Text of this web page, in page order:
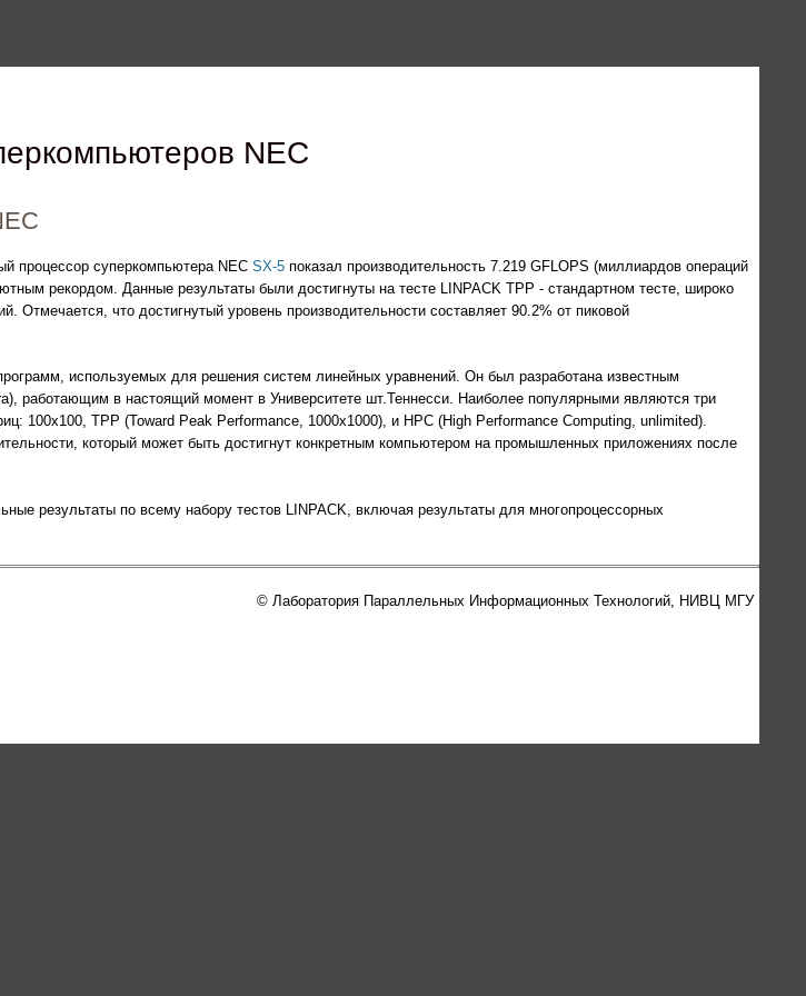
NEC
процессор суперкомпьютера NEC SX-5 показал производительность 7.219 GFLOPS (миллиардов операций
рекордом. Данные результаты были достигнуты на тесте LINPACK TPP - стандартном тесте, широко
Отмечается, что достигнутый уровень производительности составляет 90.2% от пиковой
используемых для решения систем линейных уравнений. Он был разработана известным
работающим в настоящий момент в Университете шт.Теннесси. Наиболее популярными являются три
100x100, TPP (Toward Peak Performance, 1000x1000), и HPC (High Performance Computing, unlimited).
который может быть достигнут конкретным компьютером на промышленных приложениях после
результаты по всему набору тестов LINPACK, включая результаты для многопроцессорных
© Лаборатория Параллельных Информационных Технологий, НИВЦ МГУ